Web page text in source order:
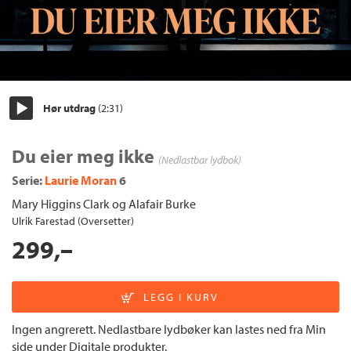
Hør utdrag (2:31)
Du eier meg ikke (Nedlastbar lydbok)
Serie: Laurie Moran6
Mary Higgins Clarkog Alafair Burke
Ulrik Farestad (Oversetter)
299,–
Ingen angrerett. Nedlastbare lydbøker kan lastes ned fra Min
side under Digitale produkter.